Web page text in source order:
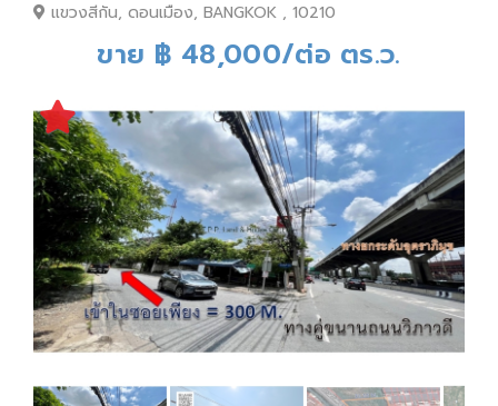
แขวงสีกัน, ดอนเมือง, BANGKOK , 10210
ขาย ฿ 48,000/ต่อ ตร.ว.